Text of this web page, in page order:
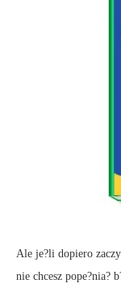
Ale je?li dopiero
nie chcesz pope?nia?